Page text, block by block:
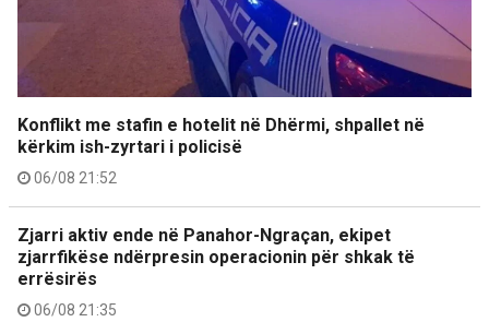
Konflikt me stafin e hotelit në Dhërmi, shpallet në
kërkim ish-zyrtari i policisë
06/08 21:52
Zjarri aktiv ende në Panahor-Ngraçan, ekipet
zjarrfikëse ndërpresin operacionin për shkak të
errësirës
06/08 21:35